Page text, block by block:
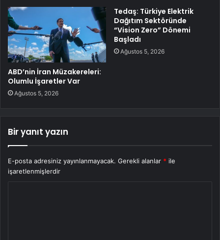
ABD’nin İran Müzakereleri:
Olumlu İşaretler Var
Ağustos 5, 2026
Tedaş: Türkiye Elektrik
Dağıtım Sektöründe
“Vision Zero” Dönemi
Başladı
Ağustos 5, 2026
Bir yanıt yazın
E-posta adresiniz yayınlanmayacak. Gerekli alanlar * ile
işaretlenmişlerdir